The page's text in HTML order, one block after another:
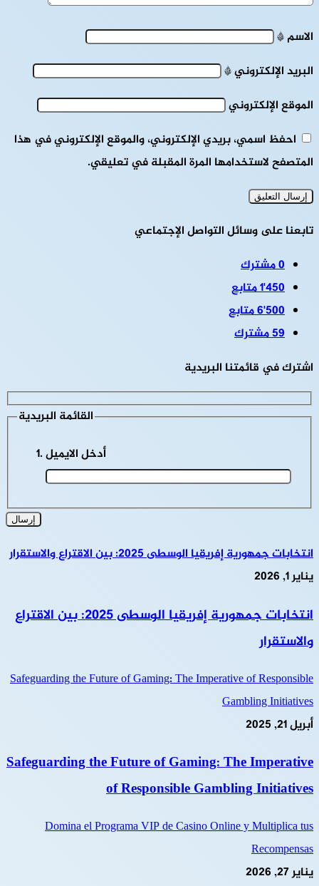
الاسم*
البريد الإلكتروني*
الموقع الإلكتروني
احفظ اسمي، بريدي الإلكتروني، والموقع الإلكتروني في هذا
المتصفح لاستخدامها المرة المقبلة في تعليقي.
تابعنا على وسائل التواصل الإجتماعي
0مشترك
1٬450متابع
6٬500متابع
59مشترك
اشترك في قائمتنا البريدية
القائمة البريدية
انتخابات جمهورية إفريقيا الوسطى 2025: بين الاقتراع والاستقرار
يناير 1, 2026
انتخابات جمهورية إفريقيا الوسطى 2025: بين الاقتراع
والاستقرار
Safeguarding the Future of Gaming: The Imperative of Responsible
Gambling Initiatives
أبريل 21, 2025
Safeguarding the Future of Gaming: The Imperative
of Responsible Gambling Initiatives
Domina el Programa VIP de Casino Online y Multiplica tus
Recompensas
يناير 27, 2026